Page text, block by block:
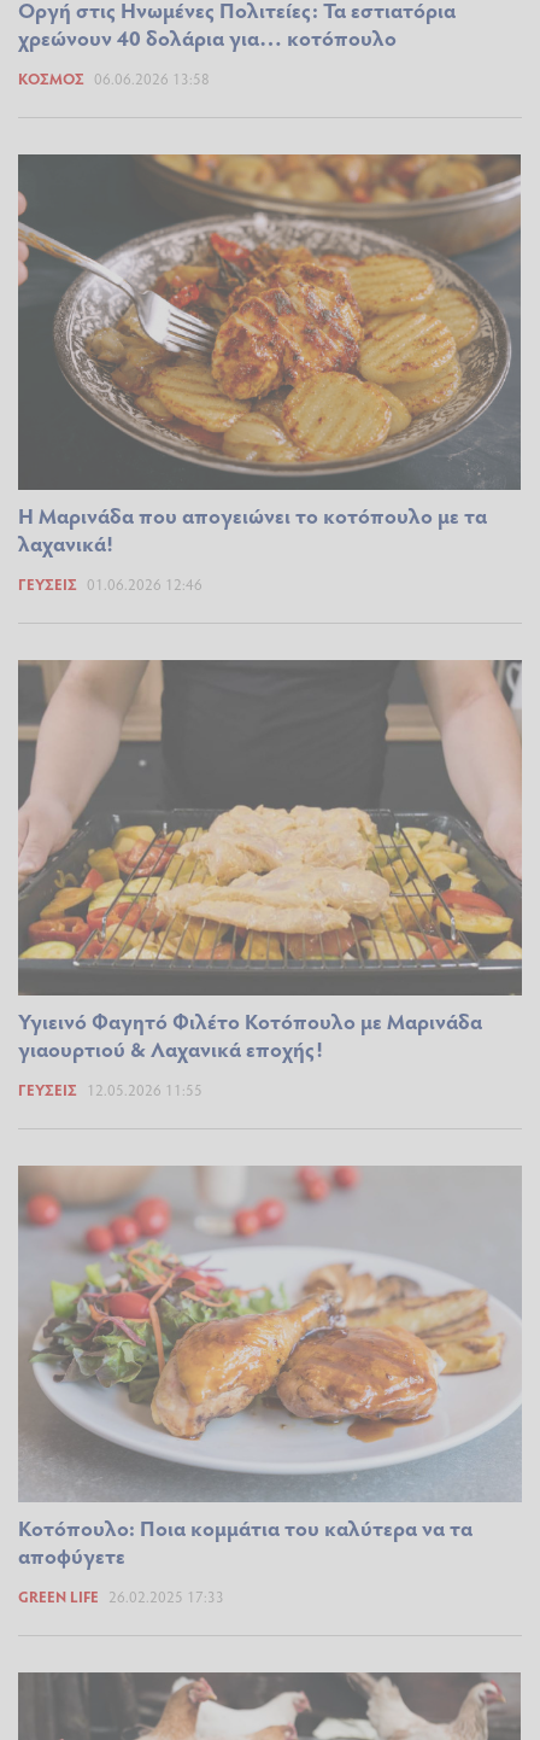
Οργή στις Ηνωμένες Πολιτείες: Τα εστιατόρια
χρεώνουν 40 δολάρια για… κοτόπουλο
ΚΌΣΜΟΣ 06.06.2026 13:58
Η Μαρινάδα που απογειώνει το κοτόπουλο με τα
λαχανικά!
ΓΕΎΣΕΙΣ 01.06.2026 12:46
Υγιεινό Φαγητό Φιλέτο Κοτόπουλο με Μαρινάδα
γιαουρτιού & Λαχανικά εποχής!
ΓΕΎΣΕΙΣ 12.05.2026 11:55
Κοτόπουλο: Ποια κομμάτια του καλύτερα να τα
αποφύγετε
GREEN LIFE 26.02.2025 17:33